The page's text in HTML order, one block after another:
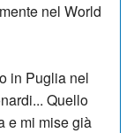
nel World
in Puglia nel
Quello
e mi mise già